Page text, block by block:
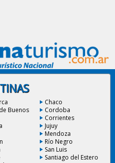
Chaco
Buenos
Cordoba
Corrientes
Jujuy
Mendoza
Río Negro
San Luis
Santiago del Estero